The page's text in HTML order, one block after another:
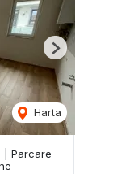
Harta
Next
| Parcare